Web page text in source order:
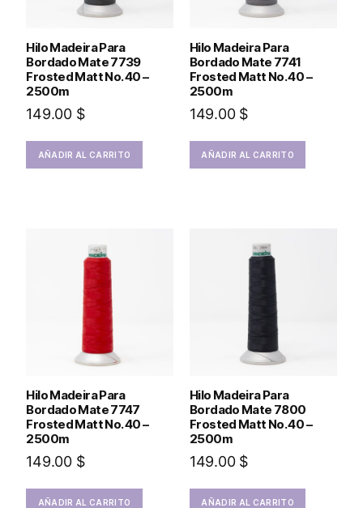
Hilo Madeira Para
Bordado Mate 7739
Frosted Matt No. 40 –
2500m
149.00 $
AÑADIR AL CARRITO
Hilo Madeira Para
Bordado Mate 7741
Frosted Matt No. 40 –
2500m
149.00 $
AÑADIR AL CARRITO
Hilo Madeira Para
Bordado Mate 7747
Frosted Matt No. 40 –
2500m
149.00 $
AÑADIR AL CARRITO
Hilo Madeira Para
Bordado Mate 7800
Frosted Matt No. 40 –
2500m
149.00 $
AÑADIR AL CARRITO